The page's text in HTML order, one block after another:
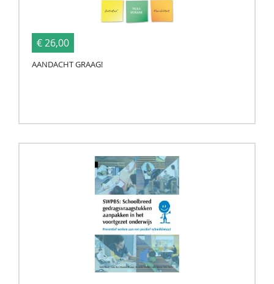
€ 26,00
AANDACHT GRAAG!